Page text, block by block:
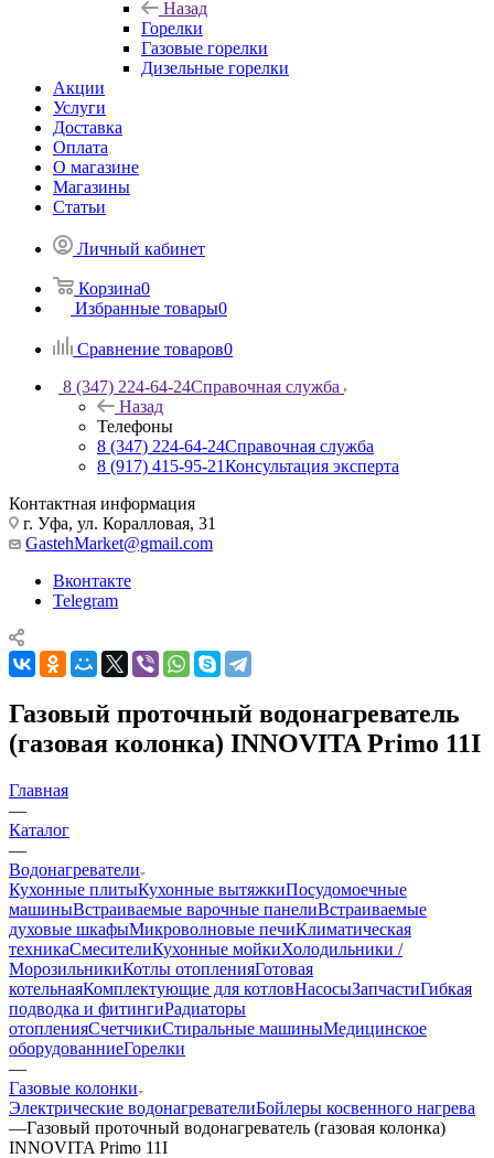
Назад
Горелки
Газовые горелки
Дизельные горелки
Акции
Услуги
Доставка
Оплата
О магазине
Магазины
Статьи
Личный кабинет
Корзина0
Избранные товары0
Сравнение товаров0
8 (347) 224-64-24Справочная служба
Назад
Телефоны
8 (347) 224-64-24Справочная служба
8 (917) 415-95-21Консультация эксперта
Контактная информация
г. Уфа, ул. Коралловая, 31
GastehMarket@gmail.com
Вконтакте
Telegram
Газовый проточный водонагреватель
(газовая колонка) INNOVITA Primo 11I
Главная
—
Каталог
—
Водонагреватели
Кухонные плитыКухонные вытяжкиПосудомоечные
машиныВстраиваемые варочные панелиВстраиваемые
духовые шкафыМикроволновые печиКлиматическая
техникаСмесителиКухонные мойкиХолодильники /
МорозильникиКотлы отопленияГотовая
котельнаяКомплектующие для котловНасосыЗапчастиГибкая
подводка и фитингиРадиаторы
отопленияСчетчикиСтиральные машиныМедицинское
оборудованниеГорелки
—
Газовые колонки
Электрические водонагревателиБойлеры косвенного нагрева
—Газовый проточный водонагреватель (газовая колонка)
INNOVITA Primo 11I